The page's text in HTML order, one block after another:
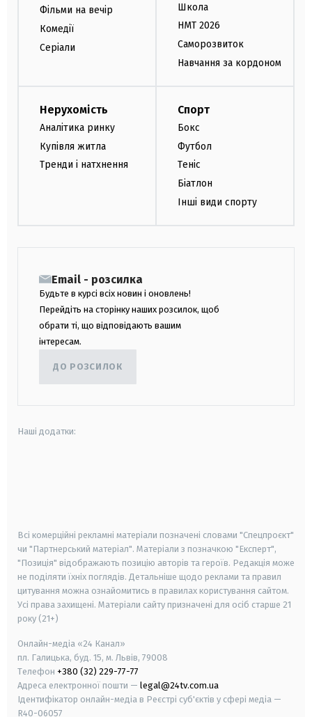
Фільми на вечір
Комедії
Серіали
Школа
НМТ 2026
Саморозвиток
Навчання за кордоном
Нерухомість
Аналітика ринку
Купівля житла
Тренди і натхнення
Спорт
Бокс
Футбол
Теніс
Біатлон
Інші види спорту
Email - розсилка
Будьте в курсі всіх новин і оновлень!
Перейдіть на сторінку наших розсилок, щоб
обрати ті, що відповідають вашим
інтересам.
ДО РОЗСИЛОК
Наші додатки:
Всі комерційні рекламні матеріали позначені словами "Спецпроєкт"
чи "Партнерський матеріал". Матеріали з позначкою "Експерт",
"Позиція" відображають позицію авторів та героїв. Редакція може
не поділяти їхніх поглядів. Детальніше щодо реклами та правил
цитування можна ознайомитись в правилах користування сайтом.
Усі права захищені. Матеріали сайту призначені для осіб старше 21
року (21+)
Онлайн-медіа «24 Канал»
пл. Галицька, буд. 15, м. Львів, 79008
Телефон +380 (32) 229-77-77
Адреса електронної пошти — legal@24tv.com.ua
Ідентифікатор онлайн-медіа в Реєстрі суб'єктів у сфері медіа —
R40-06057